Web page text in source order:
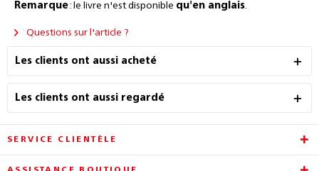
Remarque: le livre n'est disponible qu'en anglais.
Questions sur l'article ?
Les clients ont aussi acheté
Les clients ont aussi regardé
SERVICE CLIENTÈLE